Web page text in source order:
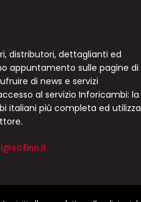
distributori, dettaglianti ed
appuntamento sulle pagine di
di news e servizi
al servizio Inforicambi: la
italiani più completa ed